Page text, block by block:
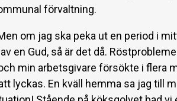
förvaltning.
om jag ska peka ut en period i
en Gud, så är det då.
min arbetsgivare försökte i flera
lyckas. En kväll hemma sa jag till